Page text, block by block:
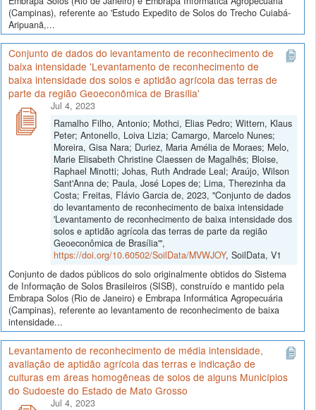
(Campinas), referente ao 'Estudo Expedito de Solos do Trecho Cuiabá-
Aripuanã,...
Conjunto de dados do levantamento de reconhecimento de
baixa intensidade 'Levantamento de reconhecimento de
baixa intensidade dos solos e aptidão agrícola das terras de
parte da região Geoeconômica de Brasília'
Jul 4, 2023
Ramalho Filho, Antonio; Mothci, Elias Pedro; Wittern, Klaus
Peter; Antonello, Loiva Lizia; Camargo, Marcelo Nunes;
Moreira, Gisa Nara; Duriez, Maria Amélia de Moraes; Melo,
Marie Elisabeth Christine Claessen de Magalhẽs; Bloise,
Raphael Minotti; Johas, Ruth Andrade Leal; Araújo, Wilson
Sant'Anna de; Paula, José Lopes de; Lima, Therezinha da
Costa; Freitas, Flávio Garcia de, 2023, "Conjunto de dados
do levantamento de reconhecimento de baixa intensidade
'Levantamento de reconhecimento de baixa intensidade dos
solos e aptidão agrícola das terras de parte da região
Geoeconômica de Brasília'",
https://doi.org/10.60502/SoilData/MVWJOY, SoilData, V1
Conjunto de dados públicos do solo originalmente obtidos do Sistema
de Informação de Solos Brasileiros (SISB), construído e mantido pela
Embrapa Solos (Rio de Janeiro) e Embrapa Informática Agropecuária
(Campinas), referente ao levantamento de reconhecimento de baixa
intensidade...
Levantamento de reconhecimento de média intensidade,
avaliação de aptidão agrícola das terras e indicação de
culturas em áreas homogêneas de solos de alguns Municípios
do Sudoeste do Estado de Mato Grosso
Jul 4, 2023